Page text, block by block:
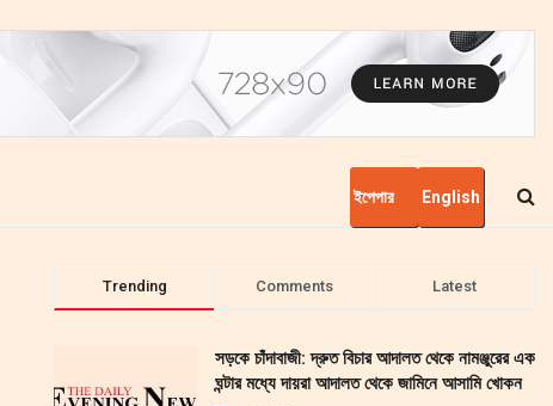
ইপেপার English
Trending Comments Latest
সড়কে চাঁদাবাজী: দ্রুত বিচার আদালত থেকে নামঞ্জুরের এক
ঘন্টার মধ্যে দায়রা আদালত থেকে জামিনে আসামি খোকন